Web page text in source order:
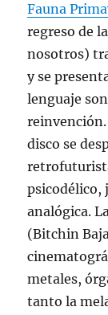
Fauna
regreso de
nosotros)
y se
lenguaje
disco se
psicodélico,
analógica.
(Bitchin
metales,
tanto la